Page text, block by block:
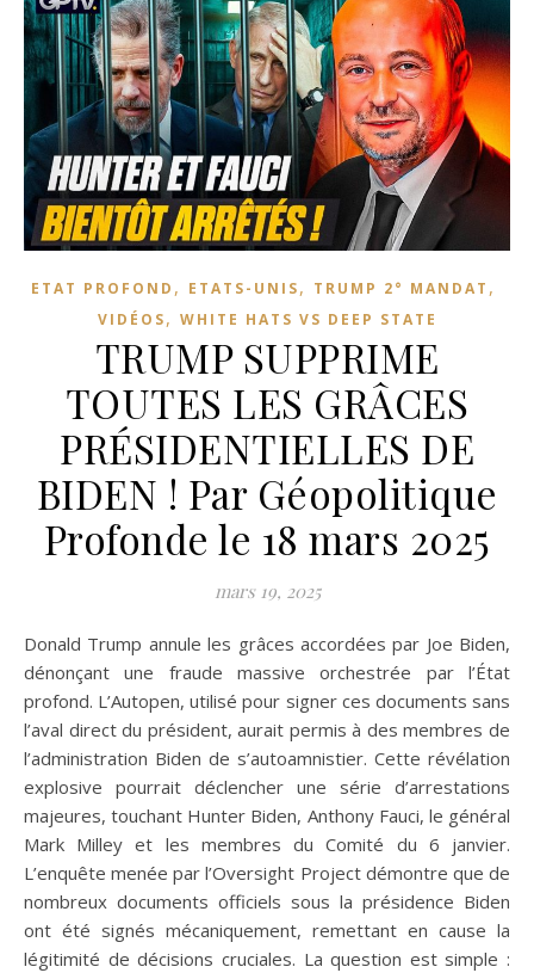
ETAT PROFOND , ETATS-UNIS, TRUMP 2° MANDAT ,
VIDÉOS, WHITE HATS VS DEEP STATE
TRUMP SUPPRIME
TOUTES LES GRÂCES
PRÉSIDENTIELLES DE
BIDEN ! Par Géopolitique
Profonde le 18 mars 2025
mars 19, 2025
Donald Trump annule les grâces accordées par Joe Biden,
dénonçant une fraude massive orchestrée par l’État
profond. L’Autopen, utilisé pour signer ces documents sans
l’aval direct du président, aurait permis à des membres de
l’administration Biden de s’autoamnistier. Cette révélation
explosive pourrait déclencher une série d’arrestations
majeures, touchant Hunter Biden, Anthony Fauci, le général
Mark Milley et les membres du Comité du 6 janvier.
L’enquête menée par l’Oversight Project démontre que de
nombreux documents officiels sous la présidence Biden
ont été signés mécaniquement, remettant en cause la
légitimité de décisions cruciales. La question est simple :